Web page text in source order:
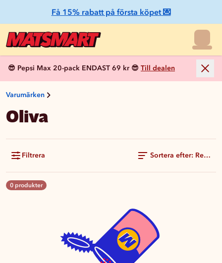
Få 15% rabatt på första köpet 💌
😎 Pepsi Max 20-pack ENDAST 69 kr 😎 Till dealen
Varumärken
Oliva
Filtrera Sortera efter:
0 produkter